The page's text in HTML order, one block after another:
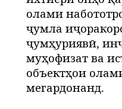
олами
ҷумла
ҷумҳуриявӣ,
муҳофизат ва
объектҳои
мегардонанд.